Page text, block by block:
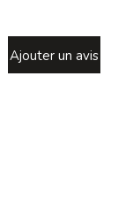
Ajouter un avis